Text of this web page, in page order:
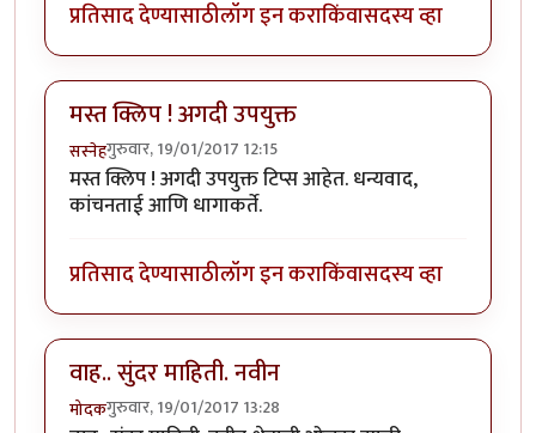
प्रतिसाद देण्यासाठीलॉग इन कराकिंवासदस्य व्हा
मस्त क्लिप ! अगदी उपयुक्त
सस्नेहगुरुवार, 19/01/2017 12:15
मस्त क्लिप ! अगदी उपयुक्त टिप्स आहेत. धन्यवाद,
कांचनताई आणि धागाकर्ते.
प्रतिसाद देण्यासाठीलॉग इन कराकिंवासदस्य व्हा
वाह.. सुंदर माहिती. नवीन
मोदकगुरुवार, 19/01/2017 13:28